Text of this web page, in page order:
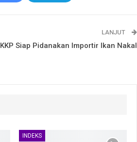
LANJUT
KKP Siap Pidanakan Importir Ikan Nakal
INDEKS